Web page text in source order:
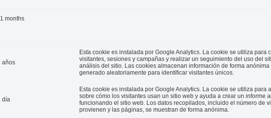
months
años
Esta cookie es instalada por Google Analytics. La cookie se utiliza para
visitantes, sesiones y campañas y realizar un seguimiento del uso del
análisis del sitio. Las cookies almacenan información de forma
generado aleatoriamente para identificar visitantes únicos.
día
Esta cookie es instalada por Google Analytics. La cookie se utiliza para
sobre cómo los visitantes usan un sitio web y ayuda a crear un informe
funcionando el sitio web. Los datos recopilados, incluido el número de
provienen y las páginas, se muestran de forma anónima.